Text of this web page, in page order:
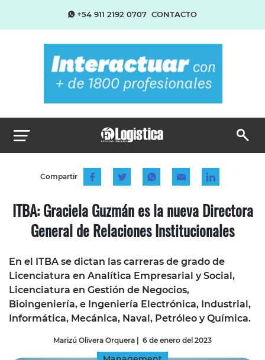
+54 911 2192 0707 CONTACTO
Compartir
ITBA: Graciela Guzmán es la nueva Directora
General de Relaciones Institucionales
En el ITBA se dictan las carreras de grado de
Licenciatura en Analítica Empresarial y Social,
Licenciatura en Gestión de Negocios,
Bioingeniería, e Ingeniería Electrónica, Industrial,
Informática, Mecánica, Naval, Petróleo y Química.
Marizú Olivera Orquera | 6 de enero del 2023